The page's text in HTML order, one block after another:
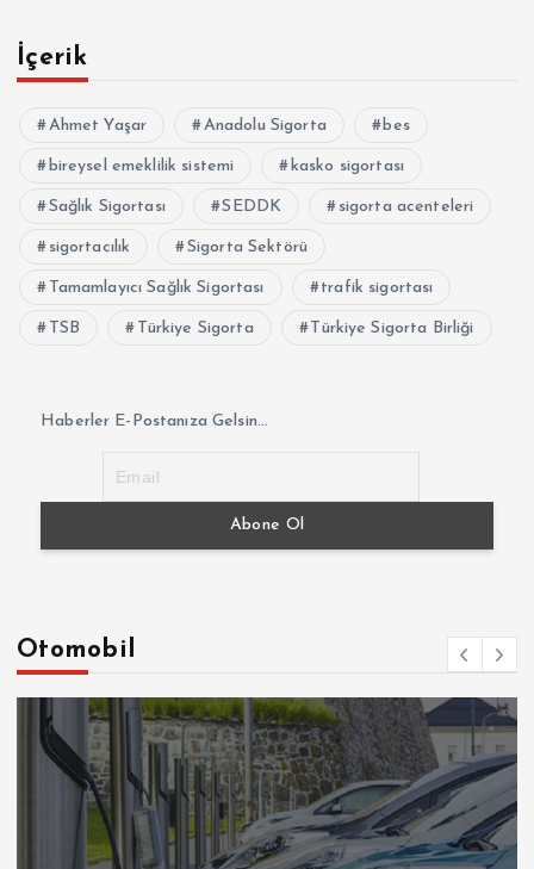
İçerik
Ahmet Yaşar Anadolu Sigorta bes
bireysel emeklilik sistemi kasko sigortası
Sağlık Sigortası SEDDK sigorta acenteleri
sigortacılık Sigorta Sektörü
Tamamlayıcı Sağlık Sigortası trafik sigortası
TSB Türkiye Sigorta Türkiye Sigorta Birliği
Haberler E-Postanıza Gelsin...
Otomobil